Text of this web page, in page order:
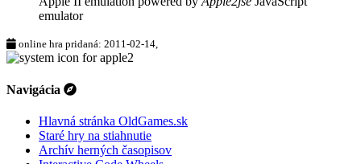
emulator
online hra pridaná: 2011-02-14,
Navigácia
Hlavná stránka OldGames.sk
Staré hry na stiahnutie
Archív herných časopisov